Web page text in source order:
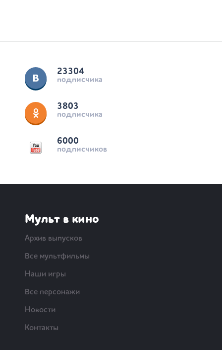
23304
подписчика
3803
подписчика
6000
подписчиков
Мульт в кино
Архив выпусков
Все мультфильмы
Наши игры
Все персонажи
Новости
Контакты